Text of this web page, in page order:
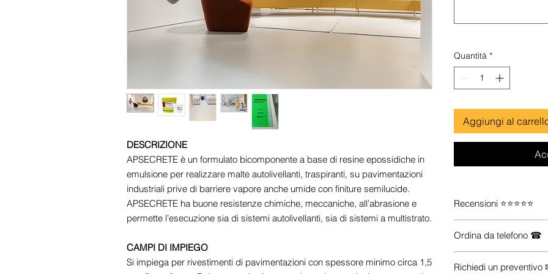
DESCRIZIONE
APSECRETE è un formulato bicomponente a base di resine epossidiche in
emulsione per realizzare malte autolivellanti, traspiranti, su pavimentazioni
industriali prive di barriere vapore anche umide con finiture semilucide.
APSECRETE ha buone resistenze chimiche, meccaniche, all’abrasione e
permette l’esecuzione sia di sistemi autolivellanti, sia di sistemi a multistrato.
CAMPI DI IMPIEGO
Si impiega per rivestimenti di pavimentazioni con spessore minimo circa 1,5
Quantità *
Aggiungi al
Recensioni ⭐⭐⭐⭐⭐
Ordina da telefono ☎
prodotti che ti servono
Richiedi un preventivo